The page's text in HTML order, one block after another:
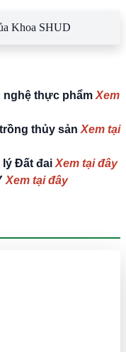
Khoa SHUD
nghệ thực phẩm Xem
thủy sản Xem tại
lý Đất đai Xem tại đây
Xem tại đây